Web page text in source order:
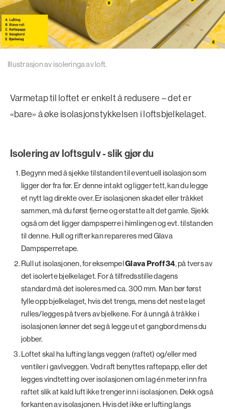
Illustrasjon av isoleringa av loft.
Varmetap til loftet er enkelt å redusere – det er
«bare» å øke isolasjonstykkelsen i loftsbjelkelaget.
Isolering av loftsgulv - slik gjør du
Begynn med å sjekke tilstanden til eventuell isolasjon som
ligger der fra før. Er denne intakt og ligger tett, kan du legge
et nytt lag direkte over. Er isolasjonen skadet eller tråkket
sammen, må du først fjerne og erstatte alt det gamle. Sjekk
også om det ligger dampsperre i himlingen og evt. tilstanden
til denne. Hull og rifter kan repareres med Glava
Dampsperretape.
Rull ut isolasjonen, for eksempelGlava Proff 34, på tvers av
det isolerte bjelkelaget. For å tilfredsstille dagens
standard må det isoleres med ca. 300 mm. Man bør først
fylle opp bjelkelaget, hvis det trengs, mens det neste laget
rulles/legges på tvers av bjelkene. For å unngå å tråkke i
isolasjonen lønner det seg å legge ut et gangbord mens du
jobber.
Loftet skal ha lufting langs veggen (raftet) og/eller med
ventiler i gavlveggen. Ved raft benyttes raftepapp, eller det
legges vindtetting over isolasjonen om lag én meter inn fra
raftet slik at kald luft ikke trenger inn i isolasjonen. Dekk også
forkanten av isolasjonen. Hvis det ikke er lufting langs